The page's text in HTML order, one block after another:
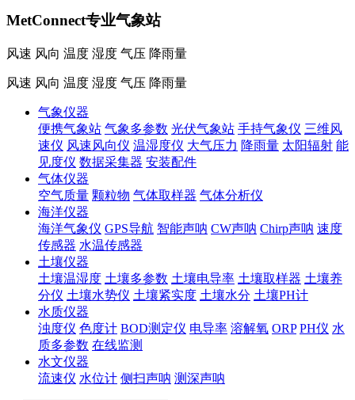
MetConnect专业气象站
风速 风向 温度 湿度 气压 降雨量
风速 风向 温度 湿度 气压 降雨量
气象仪器
便携气象站 气象多参数 光伏气象站 手持气象仪 三维风
速仪 风速风向仪 温湿度仪 大气压力 降雨量 太阳辐射 能
见度仪 数据采集器 安装配件
气体仪器
空气质量 颗粒物 气体取样器 气体分析仪
海洋仪器
海洋气象仪 GPS导航 智能声呐 CW声呐 Chirp声呐 速度
传感器 水温传感器
土壤仪器
土壤温湿度 土壤多参数 土壤电导率 土壤取样器 土壤养
分仪 土壤水势仪 土壤紧实度 土壤水分 土壤PH计
水质仪器
浊度仪 色度计 BOD测定仪 电导率 溶解氧 ORP PH仪 水
质多参数 在线监测
水文仪器
流速仪 水位计 侧扫声呐 测深声呐